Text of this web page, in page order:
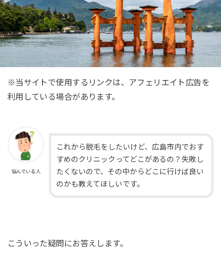
※当サイトで使用するリンクは、アフェリエイト広告を
利用している場合があります。
悩んでいる人
これから脱毛をしたいけど、広島市内でおす
すめのクリニックってどこがあるの？失敗し
たくないので、その中からどこに行けば良い
のかも教えてほしいです。
こういった疑問にお答えします。